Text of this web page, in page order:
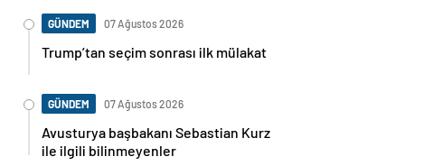
GÜNDEM 07 Ağustos 2026
Trump’tan seçim sonrası ilk mülakat
GÜNDEM 07 Ağustos 2026
Avusturya başbakanı Sebastian Kurz
ile ilgili bilinmeyenler